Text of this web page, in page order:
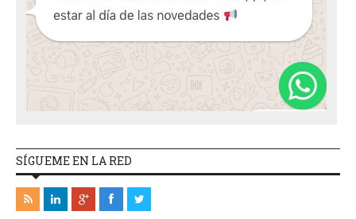
SÍGUEME EN LA RED